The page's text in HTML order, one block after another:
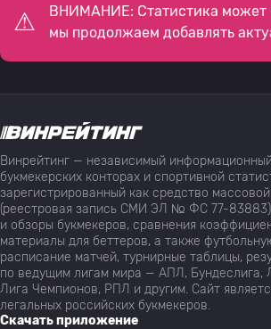
ВНИМАНИЕ: Статистика может
мы продолжаем добавлять
Винрейтинг — независимый
букмекерских конторах и спортивной
зарегистрированный как средство
(реестровая запись СМИ ЭЛ № ФС 77-
и обзоры букмекеров, сравнения
материалы для беттеров, а также
расписание матчей, турнирные таблицы,
по ведущим лигам мира — АПЛ, Бундеслига,
Лига Чемпионов, РПЛ и другим. Сайт
легальных российских букмекеров.
Скачать приложение